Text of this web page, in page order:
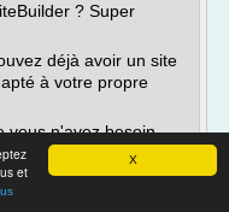
X
et
? Super
déjà avoir un site
à votre propre
vous n'avez besoin